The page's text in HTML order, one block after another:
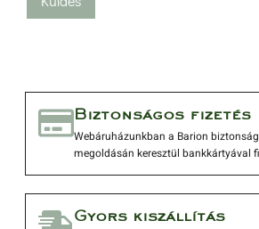
Biztonságos fizetés
Webáruházunkban a Barion
megoldásán keresztül bankkártyával
Gyors kiszállítás